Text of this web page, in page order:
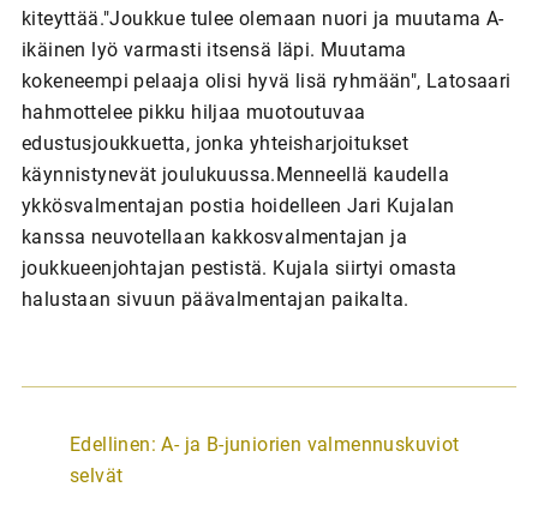
kiteyttää."Joukkue tulee olemaan nuori ja muutama A-
ikäinen lyö varmasti itsensä läpi. Muutama
kokeneempi pelaaja olisi hyvä lisä ryhmään", Latosaari
hahmottelee pikku hiljaa muotoutuvaa
edustusjoukkuetta, jonka yhteisharjoitukset
käynnistynevät joulukuussa.Menneellä kaudella
ykkösvalmentajan postia hoidelleen Jari Kujalan
kanssa neuvotellaan kakkosvalmentajan ja
joukkueenjohtajan pestistä. Kujala siirtyi omasta
halustaan sivuun päävalmentajan paikalta.
A
r
Edellinen: A- ja B-juniorien valmennuskuviot
selvät